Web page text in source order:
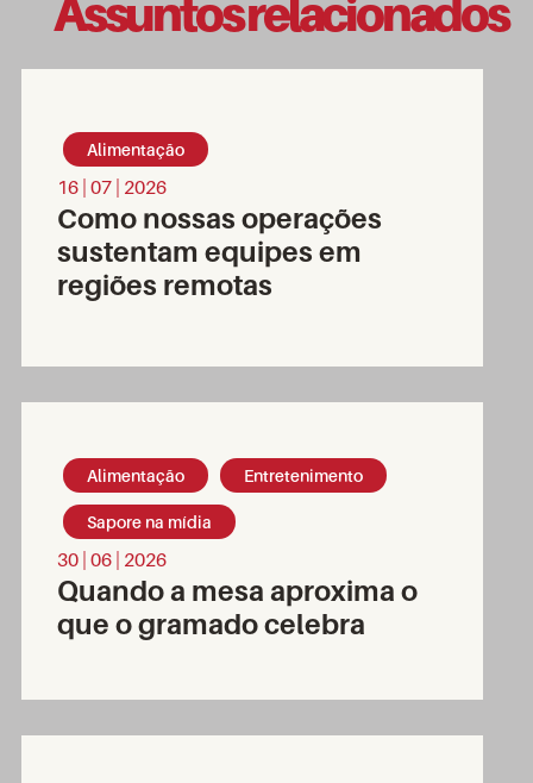
Assuntos relacionados
Alimentação
16 | 07 | 2026
Como nossas operações
sustentam equipes em
regiões remotas
Alimentação Entretenimento
Sapore na mídia
30 | 06 | 2026
Quando a mesa aproxima o
que o gramado celebra